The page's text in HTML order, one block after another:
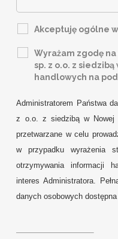
Akceptuję ogólne
Wyrażam zgodę
sp. z o.o. z
handlowych na
Administratorem Państwa
z o.o. z siedzibą w Nowej
przetwarzane w celu
w przypadku wyrażenia
otrzymywania informacji
interes Administratora.
danych osobowych